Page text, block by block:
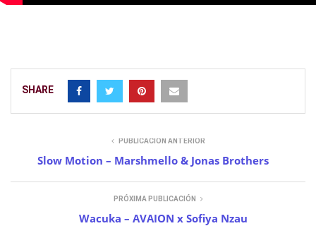
SHARE
PUBLICACIÓN ANTERIOR
Slow Motion – Marshmello & Jonas Brothers
PRÓXIMA PUBLICACIÓN
Wacuka – AVAION x Sofiya Nzau